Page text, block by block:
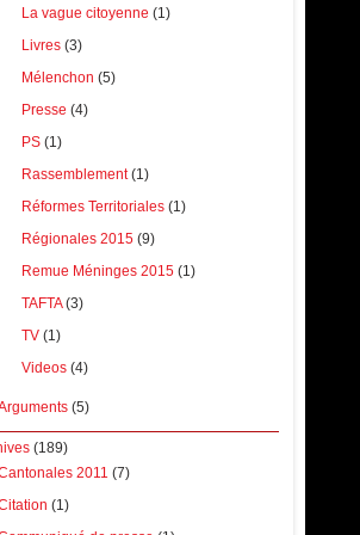
La vague citoyenne (1)
Livres (3)
Mélenchon (5)
Presse (4)
PS (1)
Rassemblement(1)
Réformes Territoriales (1)
Régionales 2015 (9)
Remue Méninges 2015 (1)
TAFTA(3)
TV (1)
Videos (4)
(5)
(189)
2011 (7)
(1)